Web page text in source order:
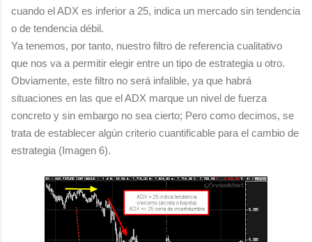
cuando el ADX es inferior a 25, indica un mercado sin tendencia
o de tendencia débil.
Ya tenemos, por tanto, nuestro filtro de referencia cualitativo
que nos va a permitir elegir entre un tipo de estrategia u otro.
Obviamente, este filtro no será infalible, ya que habrá
situaciones en las que el ADX marque un nivel de fuerza
concreto y sin embargo no sea cierto; Pero como decimos, se
trata de establecer algún criterio cuantificable para el cambio de
estrategia (Imagen 6).